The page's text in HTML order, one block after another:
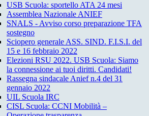
USB Scuola: sportello ATA 24 mesi
Assemblea Nazionale ANIEF
SNALS - Avviso corso preparazione TFA
sostegno
Sciopero generale ASS. SIND. F.I.S.I. del
15 e 16 febbraio 2022
Elezioni RSU 2022. USB Scuola: Siamo
la connessione ai tuoi diritti. Candidati!
Rassegna sindacale Anief n.4 del 31
gennaio 2022
UIL Scuola IRC
CISL Scuola: CCNI Mobilità –